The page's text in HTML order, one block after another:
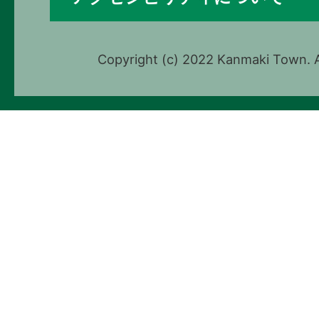
Copyright (c) 2022 Kanmaki Town.